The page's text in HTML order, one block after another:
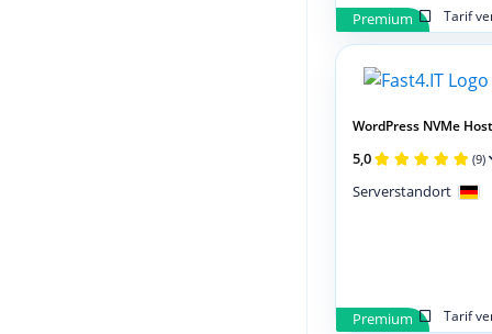
Premium Tarif
Premium Tarif
WordPress NVMe
5,0 (9)
Serverstandort